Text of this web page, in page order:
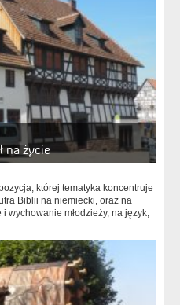
na życie
której tematyka koncentruje
Biblii na niemiecki, oraz na
i wychowanie młodzieży, na język,